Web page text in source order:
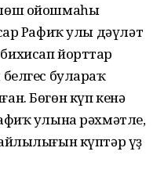
ойошмаһы
Рафиҡ улы дәүләт
йорттар
булараҡ
Бөгөн күп кенә
улына рәхмәтле,
күптәр үҙ